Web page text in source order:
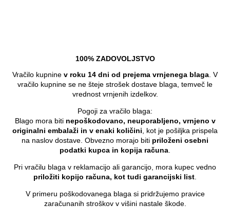
100% ZADOVOLJSTVO
Vračilo kupnine v roku 14 dni od prejema vrnjenega blaga. V
vračilo kupnine se ne šteje strošek dostave blaga, temveč le
vrednost vrnjenih izdelkov.
Pogoji za vračilo blaga:
Blago mora biti nepoškodovano, neuporabljeno, vrnjeno v
originalni embalaži in v enaki količini, kot je pošiljka prispela
na naslov dostave. Obvezno morajo biti priloženi osebni
podatki kupca in kopija računa.
Pri vračilu blaga v reklamacijo ali garancijo, mora kupec vedno
priložiti kopijo računa, kot tudi garancijski list.
V primeru poškodovanega blaga si pridržujemo pravice
zaračunanih stroškov v višini nastale škode.